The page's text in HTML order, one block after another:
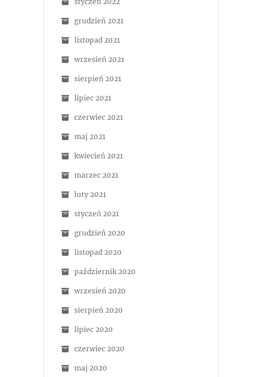
grudzień 2021
listopad 2021
wrzesień 2021
sierpień 2021
lipiec 2021
czerwiec 2021
maj 2021
kwiecień 2021
marzec 2021
luty 2021
styczeń 2021
grudzień 2020
listopad 2020
październik 2020
wrzesień 2020
sierpień 2020
lipiec 2020
czerwiec 2020
maj 2020